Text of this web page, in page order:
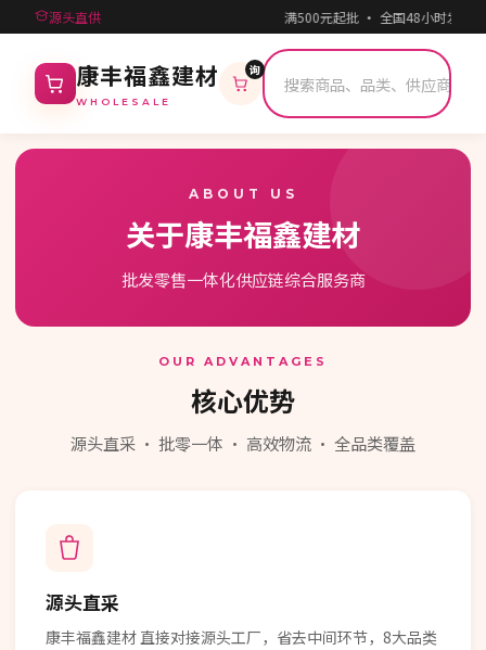
源头直供 满500元起批 · 全国48小时发货
康丰福鑫建材
WHOLESALE
询
ABOUT US
关于康丰福鑫建材
批发零售一体化供应链综合服务商
OUR ADVANTAGES
核心优势
源头直采 · 批零一体 · 高效物流 · 全品类覆盖
源头直采
康丰福鑫建材 直接对接源头工厂，省去中间环节，8大品类